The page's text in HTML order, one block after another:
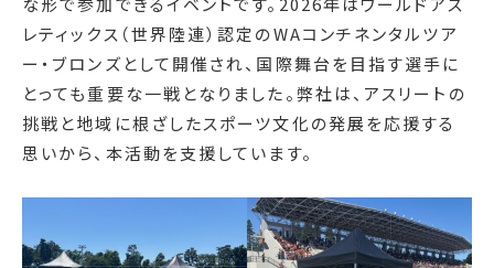
レティックス（世界陸連）認定のWAコンチネンタルツア
ー・ブロンズとして開催され、国際舞台を目指す選手に
とっても重要な一戦となりました。弊社は、アスリートの
挑戦と地域に根ざしたスポーツ文化の発展を応援する
思いから、本活動を支援しています。